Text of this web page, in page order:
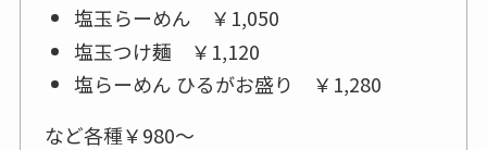
塩玉らーめん ￥1,050
塩玉つけ麺 ￥1,120
塩らーめん ひるがお盛り ￥1,280
など各種￥980～